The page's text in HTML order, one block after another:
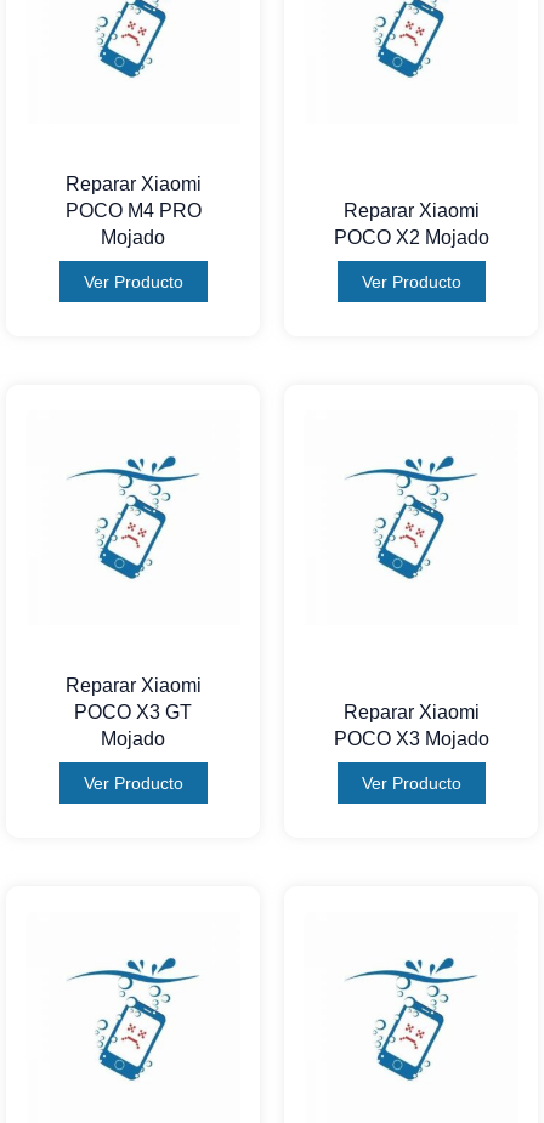
Reparar Xiaomi
POCO M4 PRO
Mojado
Ver Producto
Reparar Xiaomi
POCO X2 Mojado
Ver Producto
Reparar Xiaomi
POCO X3 GT
Mojado
Ver Producto
Reparar Xiaomi
POCO X3 Mojado
Ver Producto